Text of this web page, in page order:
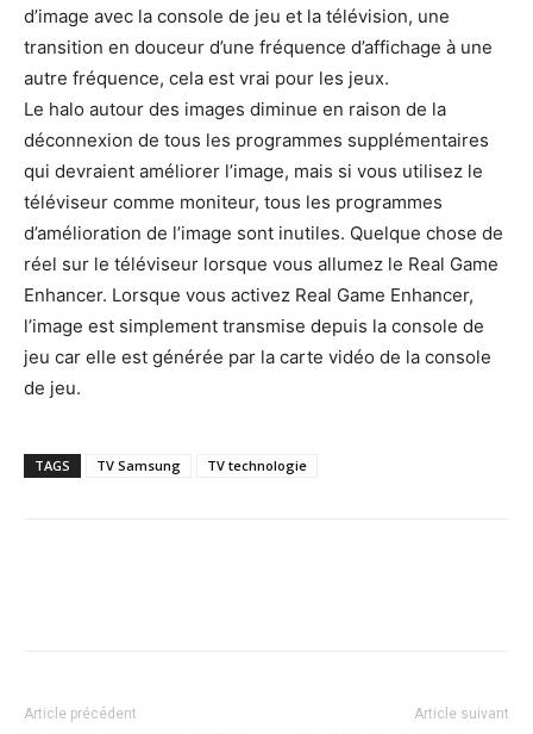
d’image avec la console de jeu et la télévision, une
transition en douceur d’une fréquence d’affichage à une
autre fréquence, cela est vrai pour les jeux.
Le halo autour des images diminue en raison de la
déconnexion de tous les programmes supplémentaires
qui devraient améliorer l’image, mais si vous utilisez le
téléviseur comme moniteur, tous les programmes
d’amélioration de l’image sont inutiles. Quelque chose de
réel sur le téléviseur lorsque vous allumez le Real Game
Enhancer. Lorsque vous activez Real Game Enhancer,
l’image est simplement transmise depuis la console de
jeu car elle est générée par la carte vidéo de la console
de jeu.
TAGS TV Samsung TV technologie
Article précédent Article suivant